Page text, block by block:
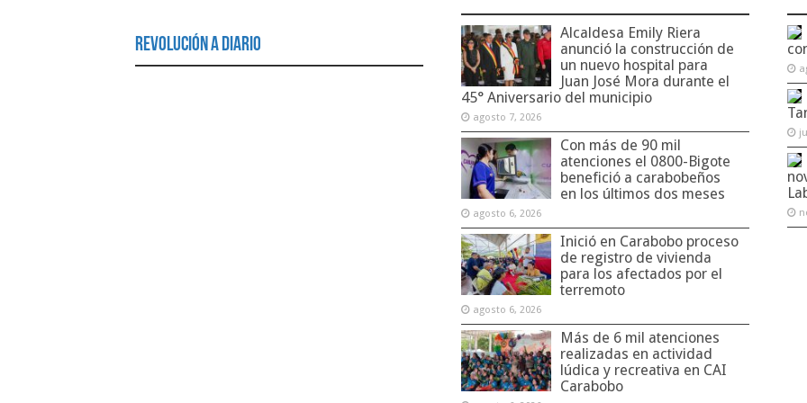
Revolución a Diario
Alcaldesa Emily Riera
anunció la construcción de
un nuevo hospital para
Juan José Mora durante el
45° Aniversario del municipio
agosto 7, 2026
Con más de 90 mil
atenciones el 0800-Bigote
benefició a carabobeños
en los últimos dos meses
agosto 6, 2026
Inició en Carabobo proceso
de registro de vivienda
para los afectados por el
terremoto
agosto 6, 2026
Más de 6 mil atenciones
realizadas en actividad
lúdica y recreativa en CAI
Carabobo